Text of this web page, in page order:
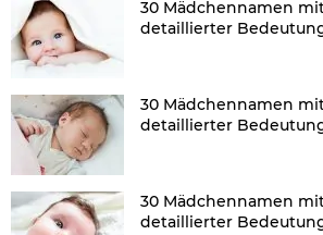
30 Mädchennamen
detaillierter
30 Mädchennamen
detaillierter
30 Mädchennamen
detaillierter